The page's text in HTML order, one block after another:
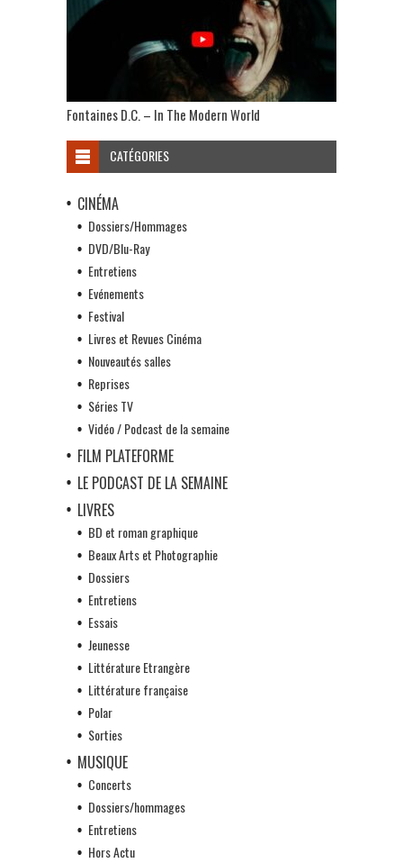
Fontaines D.C. – In The Modern World
CATÉGORIES
CINÉMA
Dossiers/Hommages
DVD/Blu-Ray
Entretiens
Evénements
Festival
Livres et Revues Cinéma
Nouveautés salles
Reprises
Séries TV
Vidéo / Podcast de la semaine
FILM PLATEFORME
LE PODCAST DE LA SEMAINE
LIVRES
BD et roman graphique
Beaux Arts et Photographie
Dossiers
Entretiens
Essais
Jeunesse
Littérature Etrangère
Littérature française
Polar
Sorties
MUSIQUE
Concerts
Dossiers/hommages
Entretiens
Hors Actu